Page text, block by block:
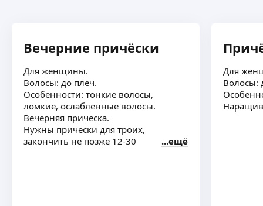
Вечерние причёски
Для женщины.
Волосы: до плеч.
Особенности: тонкие волосы,
ломкие, ослабленные волосы.
Вечерняя причёска.
Нужны прически для троих,
закончить не позже 12-30
ещё
Для
Волосы: